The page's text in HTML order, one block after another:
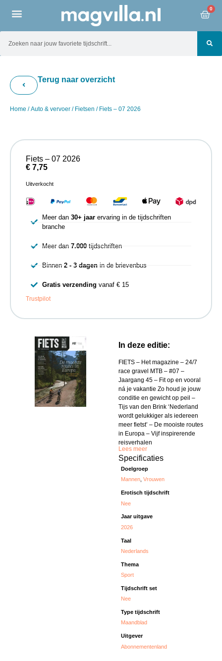
0
Terug naar overzicht
Home /Auto & vervoer / Fietsen / Fiets – 07 2026
In deze editie:
FIETS – Het magazine – 24/7
race gravel MTB – #07 –
Jaargang 45 – Fit op en vooral
ná je vakantie Zo houd je jouw
conditie en gewicht op peil –
Tijs van den Brink ‘Nederland
wordt gelukkiger als iedereen
meer fietst’ – De mooiste routes
in Europa – Vijf inspirerende
reisverhalen
Lees meer
Specificaties
Doelgroep
Mannen,Vrouwen
Erotisch tijdschrift
Nee
Jaar uitgave
2026
Taal
Nederlands
Thema
Sport
Tijdschrift set
Nee
Type tijdschrift
Maandblad
Uitgever
Abonnementenland
Fiets – 07 2026
€ 7,75
Uitverkocht
Meer dan 30+ jaarervaring in de tijdschriften
branche
Meer dan 7.000tijdschriften
Binnen 2 - 3 dagenin de brievenbus
Gratis verzending vanaf € 15
Trustpilot